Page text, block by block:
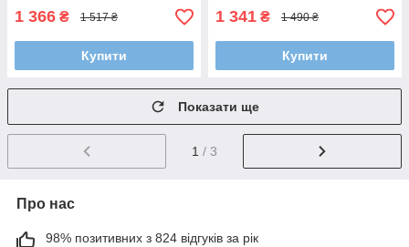
1 366 ₴ 1 517 ₴
Купити
1 341 ₴ 1 490 ₴
Купити
Показати ще
1 / 3
Про нас
98% позитивних з 824 відгуків за рік